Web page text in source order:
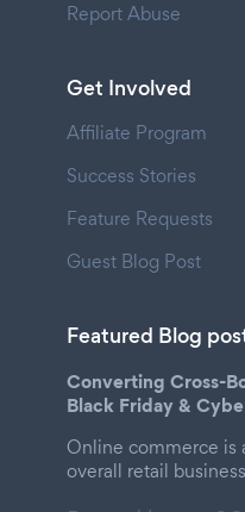
Report Abuse
Get Involved
Affiliate Program
Success Stories
Feature Requests
Guest Blog Post
Featured Blog
Converting Cross-
Black Friday &
Online commerce is
overall retail